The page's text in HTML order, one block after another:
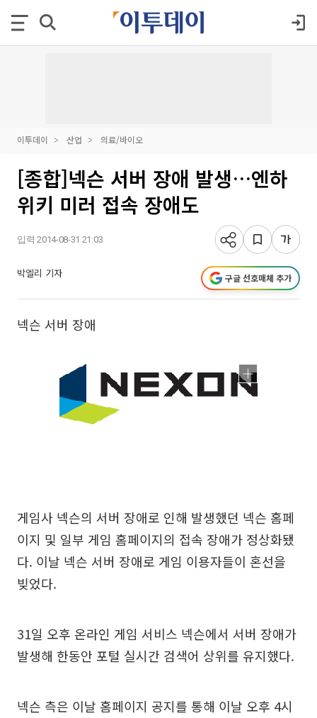
이투데이 산업 의료/바이오
[종합]넥슨 서버 장애 발생…엔하
위키 미러 접속 장애도
입력 2014-08-31 21:03
박엘리 기자 구글 선호매체 추가
넥슨 서버 장애
게임사 넥슨의 서버 장애로 인해 발생했던 넥슨 홈페
이지 및 일부 게임 홈페이지의 접속 장애가 정상화됐
다. 이날 넥슨 서버 장애로 게임 이용자들이 혼선을
빚었다.
31일 오후 온라인 게임 서비스 넥슨에서 서버 장애가
발생해 한동안 포털 실시간 검색어 상위를 유지했다.
넥슨 측은 이날 홈페이지 공지를 통해 이날 오후 4시